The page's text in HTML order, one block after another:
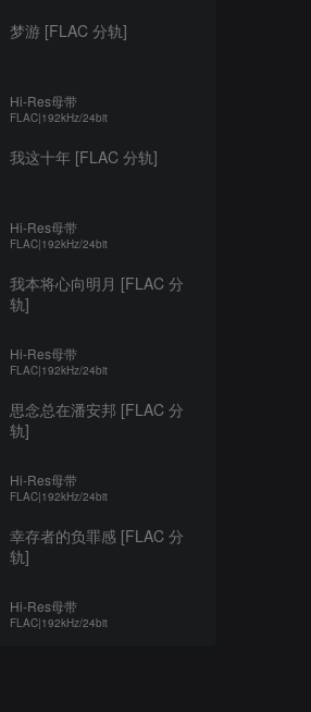
梦游 [FLAC 分轨]
Hi-Res母带
FLAC|192kHz/24bit
我这十年 [FLAC 分轨]
Hi-Res母带
FLAC|192kHz/24bit
我本将心向明月 [FLAC 分
轨]
Hi-Res母带
FLAC|192kHz/24bit
思念总在潘安邦 [FLAC 分
轨]
Hi-Res母带
FLAC|192kHz/24bit
幸存者的负罪感 [FLAC 分
轨]
Hi-Res母带
FLAC|192kHz/24bit